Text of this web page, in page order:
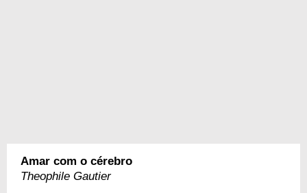
Amar com o cérebro
Theophile Gautier